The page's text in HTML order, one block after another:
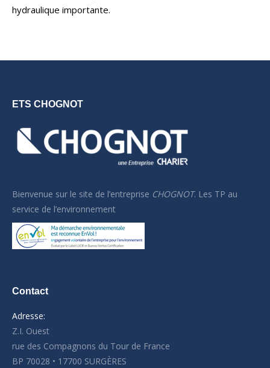
hydraulique importante.
ETS CHOGNOT
Bienvenue sur le site de l’entreprise CHOGNOT. Les TP au
service de l’environnement
Contact
Adresse:
Z.I. Ouest
rue des Compagnons du Tour de France
BP 70028 • 17700 SURGÈRES